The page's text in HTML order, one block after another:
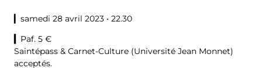
▎samedi 28 avril 2023 • 22.30
Paf. 5 €
Saintépass & Carnet-Culture (Université Jean Monnet)
acceptés.